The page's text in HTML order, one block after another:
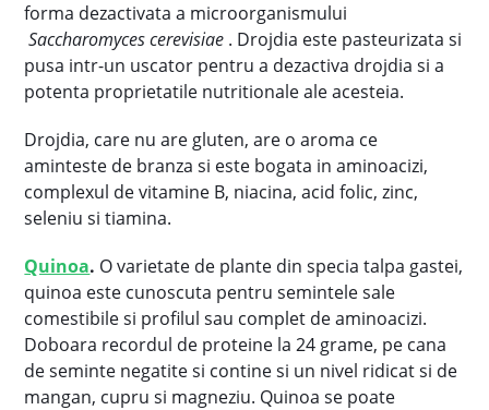
forma dezactivata a microorganismului
Saccharomyces cerevisiae . Drojdia este pasteurizata si
pusa intr-un uscator pentru a dezactiva drojdia si a
potenta proprietatile nutritionale ale acesteia.
Drojdia, care nu are gluten, are o aroma ce
aminteste de branza si este bogata in aminoacizi,
complexul de vitamine B, niacina, acid folic, zinc,
seleniu si tiamina.
Quinoa. O varietate de plante din specia talpa gastei,
quinoa este cunoscuta pentru semintele sale
comestibile si profilul sau complet de aminoacizi.
Doboara recordul de proteine la 24 grame, pe cana
de seminte negatite si contine si un nivel ridicat si de
mangan, cupru si magneziu. Quinoa se poate